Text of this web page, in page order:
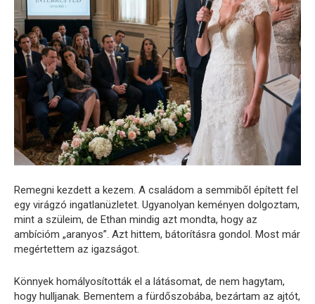
Remegni kezdett a kezem. A családom a semmiből épített fel
egy virágzó ingatlanüzletet. Ugyanolyan keményen dolgoztam,
mint a szüleim, de Ethan mindig azt mondta, hogy az
ambícióm „aranyos”. Azt hittem, bátorításra gondol. Most már
megértettem az igazságot.
Könnyek homályosították el a látásomat, de nem hagytam,
hogy hulljanak. Bementem a fürdőszobába, bezártam az ajtót,